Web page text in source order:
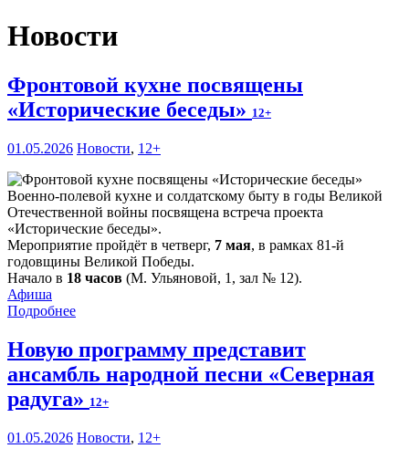
Новости
Фронтовой кухне посвящены
«Исторические беседы» 12+
01.05.2026 Новости, 12+
Военно-полевой кухне и солдатскому быту в годы Великой
Отечественной войны посвящена встреча проекта
«Исторические беседы».
Мероприятие пройдёт в четверг, 7 мая, в рамках 81-й
годовщины Великой Победы.
Начало в 18 часов (М. Ульяновой, 1, зал № 12).
Афиша
Подробнее
Новую программу представит
ансамбль народной песни «Северная
радуга» 12+
01.05.2026 Новости, 12+